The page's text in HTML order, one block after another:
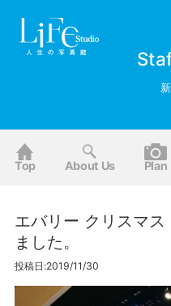
Top About Us Plan
エバリー クリスマ
ました。
投稿日:2019/11/30